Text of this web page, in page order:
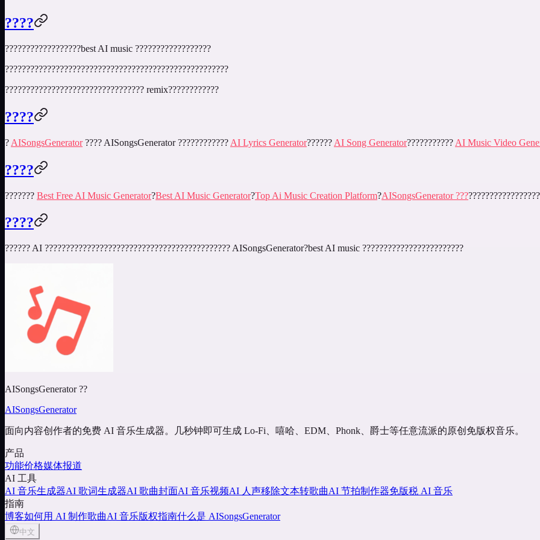
????
??????????????????best AI music ??????????????????
?????????????????????????????????????????????????????
????????????????????????????????? remix????????????
????
? AISongsGenerator???? AISongsGenerator ???????????? AI Lyrics Generator?????? AI Song Generator??????????? AI Music Video
????
??????? Best Free AI Music Generator?Best AI Music Generator?Top Ai Music Creation Platform?AISongsGenerator ???
????
?????? AI ???????????????????????????????????????????? AISongsGenerator?best AI music ????????????????????????
AISongsGenerator ??
AISongsGenerator
面向内容创作者的免费 AI 音乐生成器。几秒钟即可生成 Lo-Fi、嘻哈、EDM、Phonk、爵士等任意流派的原创免版权音乐。
产品
功能价格媒体报道
AI 工具
AI 音乐生成器AI 歌词生成器AI 歌曲封面AI 音乐视频AI 人声移除文本转歌曲AI 节拍制作器免版税 AI 音乐
指南
博客如何用 AI 制作歌曲AI 音乐版权指南什么是 AISongsGenerator
中文